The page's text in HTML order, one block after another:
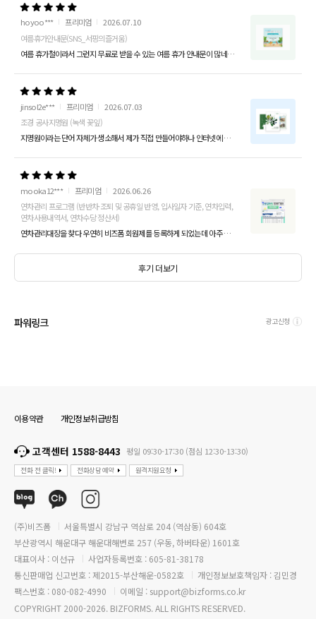
hoyoo*** 프리미엄
2026.07.10
여름휴가안내문(SNS_서핑의즐거움)
여름 휴가철이라서 그런지 무료로 받을 수 있는 여름 휴가 안내문이 많네용 거기다 프리미엄 회원이면 일정 기간동안 무료로 제공되는 디자인 패키지도 있어 저는 하계 ...
jinsol2e*** 프리미엄
2026.07.03
조경 공사지명원 (녹색 꽃잎)
지명원이라는 단어 자체가 생소해서 제가 직접 만들어야하나 인터넷에 한참을 뒤졋다가 알게되었습니다. 마침 프리미엄 회원이라 건축공사 지명원이라는게 PPT로 된 이런...
mooka12*** 프리미엄
2026.06.26
연차관리 프로그램 (반반차·조퇴 및 공휴일 반영, 입사일자 기준, 연차입력,
연차사용내역서, 연차수당 정산서)
연차관리대장을 찾다 우연히 비즈폼 회원제를 등록하게 되었는데 아주 잘 사용하고 있습니다. 이번에 처음으로 정산을 했는데 법 자체가 이해하기 너무 힘들어 정말 혼났...
후기 더보기
파워링크 광고신청
이용약관 개인정보취급방침
고객센터 1588-8443 평일 09:30-17:30 (점심 12:30-13:30)
전화 전 클릭! 전화상담 예약 원격지원요청
(주)비즈폼
서울특별시 강남구 역삼로 204 (역삼동) 604호
부산광역시 해운대구 해운대해변로 257 (우동, 하버타운) 1601호
대표이사 : 이선규
사업자등록번호 : 605-81-38178
통신판매업 신고번호 : 제2015-부산해운-0582호
개인정보보호책임자 : 김민경
팩스번호 : 080-082-4990
이메일 : support@bizforms.co.kr
COPYRIGHT 2000-2026. BIZFORMS. ALL RIGHTS RESERVED.